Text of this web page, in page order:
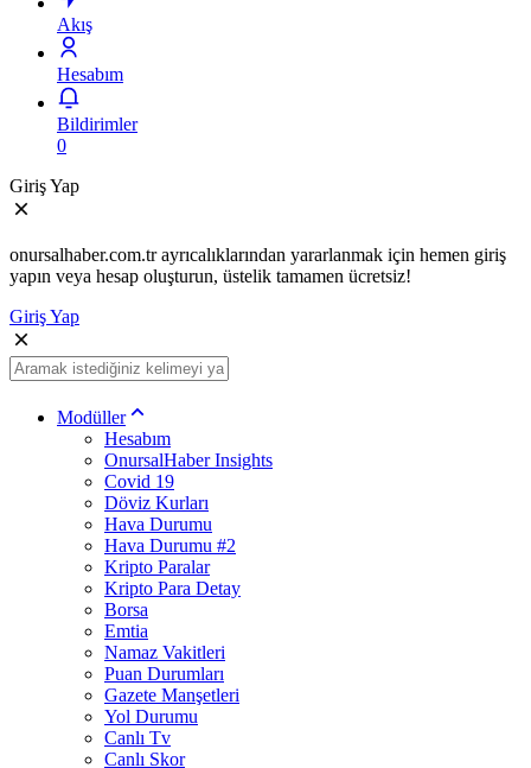
Akış
Hesabım
Bildirimler
0
Giriş Yap
onursalhaber.com.tr ayrıcalıklarından yararlanmak için hemen giriş
yapın veya hesap oluşturun, üstelik tamamen ücretsiz!
Giriş Yap
Modüller
Hesabım
OnursalHaber Insights
Covid 19
Döviz Kurları
Hava Durumu
Hava Durumu #2
Kripto Paralar
Kripto Para Detay
Borsa
Emtia
Namaz Vakitleri
Puan Durumları
Gazete Manşetleri
Yol Durumu
Canlı Tv
Canlı Skor